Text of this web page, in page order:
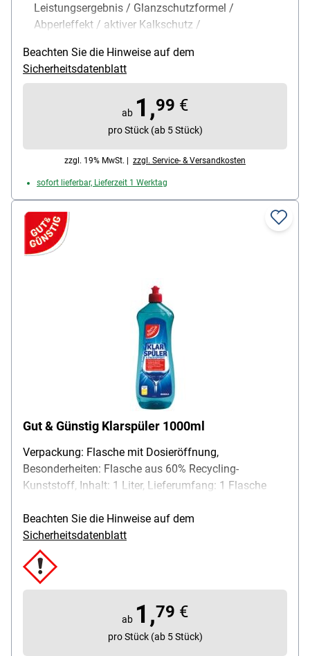
Leistungsergebnis / Glanzschutzformel /
Abperleffekt / aktiver Kalkschutz /
Inhalt (Liter): 1 L
Beachten Sie die Hinweise auf dem
Sicherheitsdatenblatt
ab 1,99 €
pro Stück (ab 5 Stück)
zzgl. 19% MwSt. | zzgl. Service- & Versandkosten
sofort lieferbar, Lieferzeit 1 Werktag
Gut & Günstig Klarspüler 1000ml
Verpackung: Flasche mit Dosieröffnung,
Besonderheiten: Flasche aus 60% Recycling-
Kunststoff, Inhalt: 1 Liter, Lieferumfang: 1 Flasche
Beachten Sie die Hinweise auf dem
Sicherheitsdatenblatt
ab 1,79 €
pro Stück (ab 5 Stück)